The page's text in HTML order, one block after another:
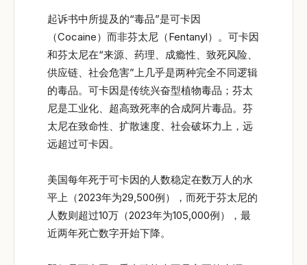
起诉书中所提及的“毒品”是可卡因
（Cocaine）而非芬太尼（Fentanyl）。可卡因
和芬太尼在“来源、药理、成瘾性、致死风险、
供应链、社会危害”上几乎是两种完全不同逻辑
的毒品。可卡因是传统兴奋型植物毒品；芬太
尼是工业化、超高致死率的合成阿片毒品。芬
太尼在致命性、扩散速度、社会破坏力上，远
远超过可卡因。
美国每年死于可卡因的人数稳定在数万人的水
平上（2023年为29,500例），而死于芬太尼的
人数则超过10万（2023年为105,000例），最
近两年死亡数字开始下降。